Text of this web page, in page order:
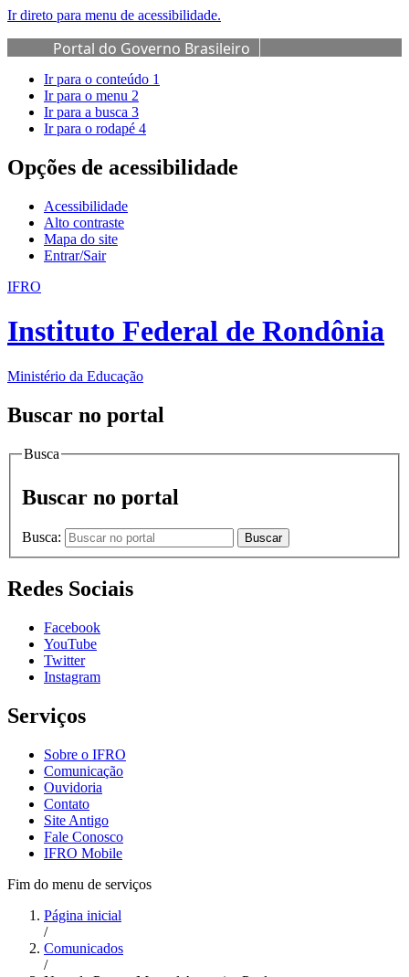
Ir direto para menu de acessibilidade.
Portal do Governo Brasileiro
Ir para o conteúdo 1
Ir para o menu 2
Ir para a busca 3
Ir para o rodapé 4
Opções de acessibilidade
Acessibilidade
Alto contraste
Mapa do site
Entrar/Sair
IFRO
Instituto Federal de Rondônia
Ministério da Educação
Buscar no portal
Busca
Buscar no portal
Busca: Buscar
Redes Sociais
Facebook
YouTube
Twitter
Instagram
Serviços
Sobre o IFRO
Comunicação
Ouvidoria
Contato
Site Antigo
Fale Conosco
IFRO Mobile
Fim do menu de serviços
Página inicial
/
Comunicados
/